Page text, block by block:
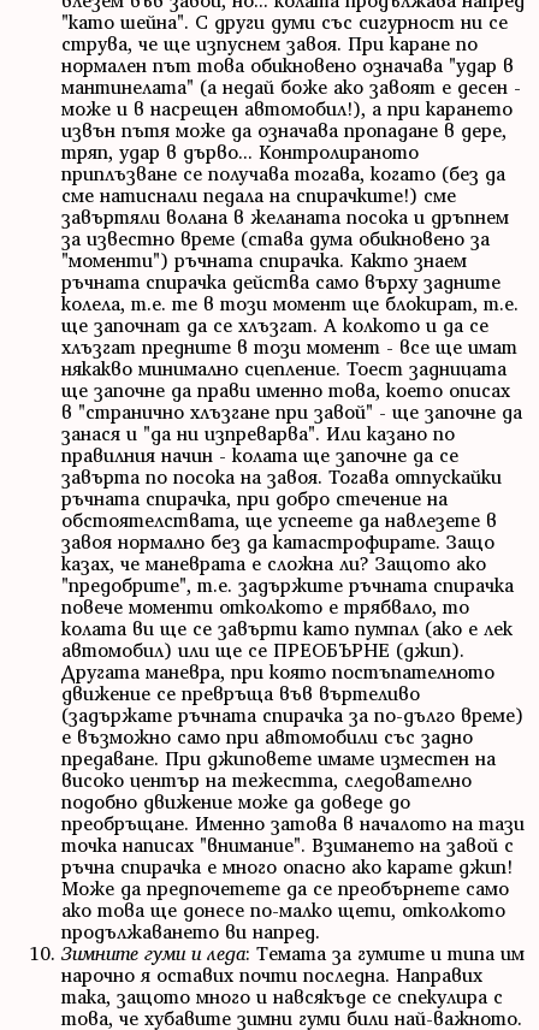
"като шейна". С други думи със сигурност ни се
струва, че ще изпуснем завоя. При каране по
нормален път това обикновено означава "удар в
мантинелата" (а недай боже ако завоят е десен -
може и в насрещен автомобил!), а при карането
извън пътя може да означава пропадане в дере,
тряп, удар в дърво... Контролираното
приплъзване се получава тогава, когато (без да
сме натиснали педала на спирачките!) сме
завъртяли волана в желаната посока и дръпнем
за известно време (става дума обикновено за
"моменти") ръчната спирачка. Както знаем
ръчната спирачка действа само върху задните
колела, т.е. те в този момент ще блокират, т.е.
ще започнат да се хлъзгат. А колкото и да се
хлъзгат предните в този момент - все ще имат
някакво минимално сцепление. Тоест задницата
ще започне да прави именно това, което описах
в "странично хлъзгане при завой" - ще започне да
занася и "да ни изпреварва". Или казано по
правилния начин - колата ще започне да се
завърта по посока на завоя. Тогава отпускайки
ръчната спирачка, при добро стечение на
обстоятелствата, ще успеете да навлезете в
завоя нормално без да катастрофирате. Защо
казах, че маневрата е сложна ли? Защото ако
"предобрите", т.е. задържите ръчната спирачка
повече моменти отколкото е трябвало, то
колата ви ще се завърти като пумпал (ако е лек
автомобил) или ще се ПРЕОБЪРНЕ (джип).
Другата маневра, при която постъпателното
движение се превръща във въртеливо
(задържате ръчната спирачка за по-дълго време)
е възможно само при автомобили със задно
предаване. При джиповете имаме изместен на
високо център на тежестта, следователно
подобно движение може да доведе до
преобръщане. Именно затова в началото на тази
точка написах "внимание". Взимането на завой с
ръчна спирачка е много опасно ако карате джип!
Може да предпочетете да се преобърнете само
ако това ще донесе по-малко щети, отколкото
продължаването ви напред.
Зимните гуми и леда: Темата за гумите и типа им
нарочно я оставих почти последна. Направих
така, защото много и навсякъде се спекулира с
това, че хубавите зимни гуми били най-важното.